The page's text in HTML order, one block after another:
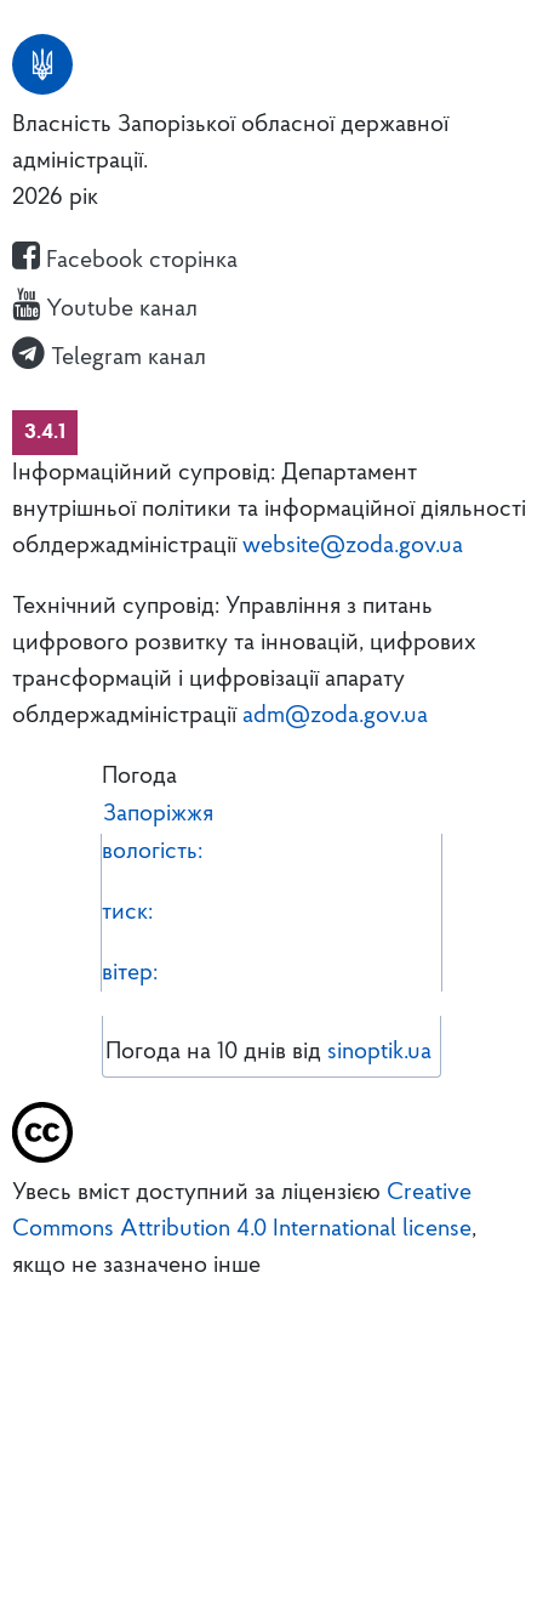
Власність Запорізької обласної державної
адміністрації.
2026 рік
Facebook сторінка
Youtube канал
Telegram канал
3.4.1
Інформаційний супровід: Департамент
внутрішньої політики та інформаційної діяльності
облдержадміністрації website@zoda.gov.ua
Технічний супровід: Управління з питань
цифрового розвитку та інновацій, цифрових
трансформацій і цифровізації апарату
облдержадміністрації adm@zoda.gov.ua
Погода
Запоріжжя
вологість:
тиск:
вітер:
Погода на 10 днів від sinoptik.ua
Увесь вміст доступний за ліцензією Creative
Commons Attribution 4.0 International license,
якщо не зазначено інше